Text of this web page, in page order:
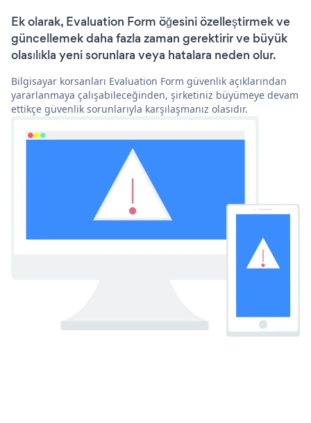
Ek olarak, Evaluation Form öğesini özelleştirmek ve
güncellemek daha fazla zaman gerektirir ve büyük
olasılıkla yeni sorunlara veya hatalara neden olur.
Bilgisayar korsanları Evaluation Form güvenlik açıklarından
yararlanmaya çalışabileceğinden, şirketiniz büyümeye devam
ettikçe güvenlik sorunlarıyla karşılaşmanız olasıdır.